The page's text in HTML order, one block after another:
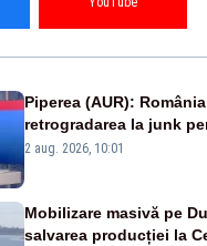
Piperea (AUR):
retrogradarea la junk
catastrofă pentru bănci
2 aug. 2026, 10:01
Mobilizare masivă pe
salvarea producției la